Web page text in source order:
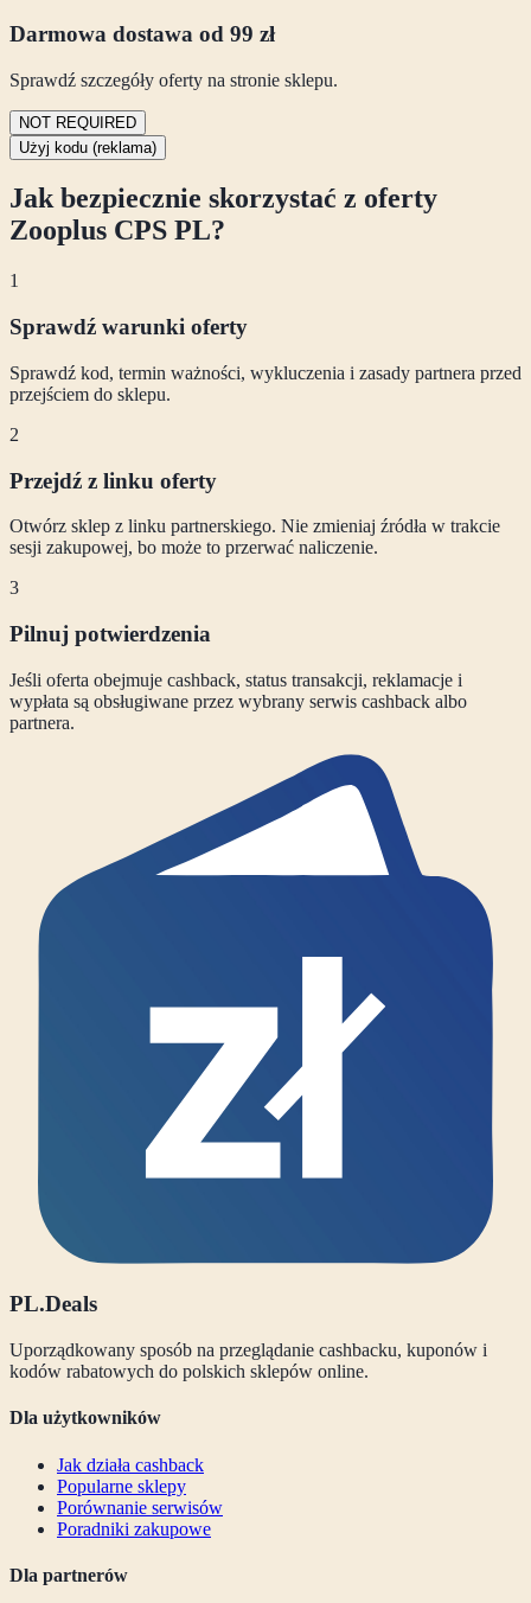
Darmowa dostawa od 99 zł
Sprawdź szczegóły oferty na stronie sklepu.
NOT REQUIRED
Użyj kodu (reklama)
Jak bezpiecznie skorzystać z oferty
Zooplus CPS PL?
1
Sprawdź warunki oferty
Sprawdź kod, termin ważności, wykluczenia i zasady partnera przed
przejściem do sklepu.
2
Przejdź z linku oferty
Otwórz sklep z linku partnerskiego. Nie zmieniaj źródła w trakcie
sesji zakupowej, bo może to przerwać naliczenie.
3
Pilnuj potwierdzenia
Jeśli oferta obejmuje cashback, status transakcji, reklamacje i
wypłata są obsługiwane przez wybrany serwis cashback albo
partnera.
PL.Deals
Uporządkowany sposób na przeglądanie cashbacku, kuponów i
kodów rabatowych do polskich sklepów online.
Dla użytkowników
Jak działa cashback
Popularne sklepy
Porównanie serwisów
Poradniki zakupowe
Dla partnerów